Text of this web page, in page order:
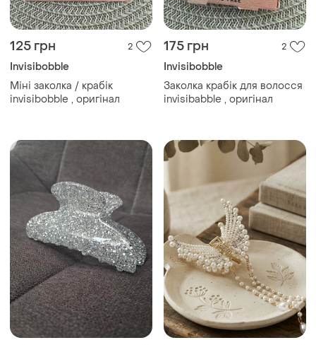
125 грн 2
Invisibobble
Міні заколка / крабік
invisibobble , оригінал
175 грн 2
Invisibobble
Заколка крабік для волосся
invisibabble , оригінал